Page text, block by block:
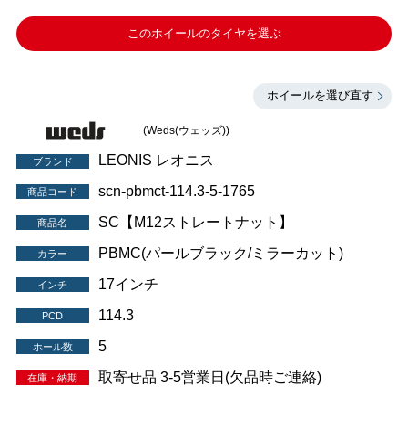
このホイールのタイヤを選ぶ
ホイールを選び直す
(Weds(ウェッズ))
ブランド LEONIS レオニス
商品コード scn-pbmct-114.3-5-1765
商品名 SC【M12ストレートナット】
カラー PBMC(パールブラック/ミラーカット)
インチ 17インチ
PCD 114.3
ホール数 5
在庫・納期 取寄せ品 3-5営業日(欠品時ご連絡)